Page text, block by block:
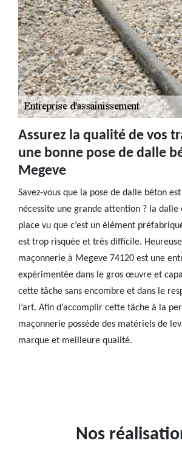
Assurez la qualité de vos
une bonne pose de dalle
Megeve
Savez-vous que la pose de dalle béton
nécessite une grande attention ? la dalle
place vu que c’est un élément
est trop risquée et très difficile.
maçonnerie à Megeve 74120 est une
expérimentée dans le gros œuvre et
cette tâche sans encombre et dans le
l’art. Afin d’accomplir cette tâche à la
maçonnerie possède des matériels de
marque et meilleure qualité.
Nos